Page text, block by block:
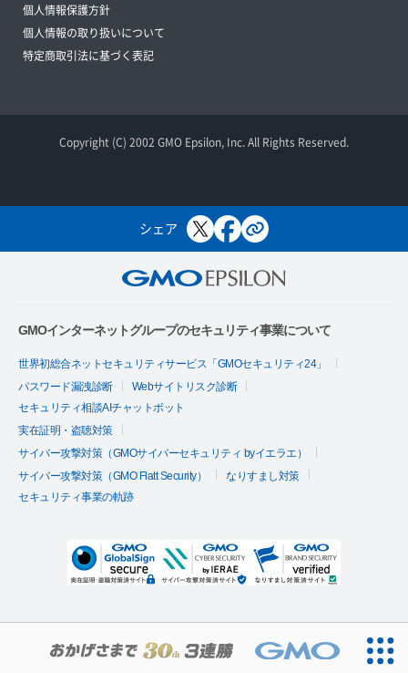
個人情報保護方針
個人情報の取り扱いについて
特定商取引法に基づく表記
Copyright (C) 2002 GMO Epsilon, Inc. All Rights Reserved.
シェア
GMOインターネットグループのセキュリティ事業について
世界初総合ネットセキュリティサービス「GMOセキュリティ24」
パスワード漏洩診断
Webサイトリスク診断
セキュリティ相談AIチャットボット
実在証明・盗聴対策
サイバー攻撃対策（GMOサイバーセキュリティ byイエラエ）
サイバー攻撃対策（GMO Flatt Security）
なりすまし対策
セキュリティ事業の軌跡